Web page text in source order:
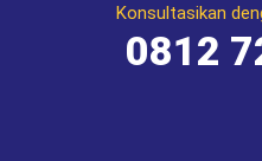
Konsultasikan
0812